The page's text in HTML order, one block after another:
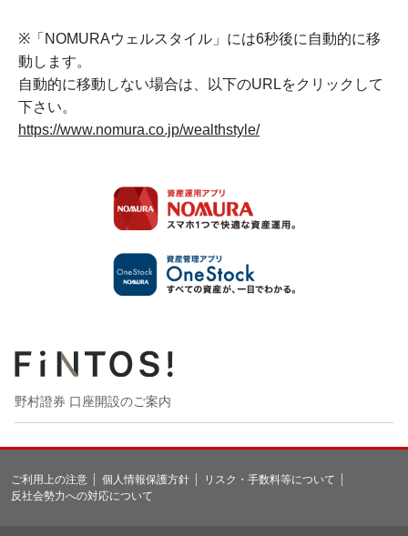
※「NOMURAウェルスタイル」には6秒後に自動的に移
動します。
自動的に移動しない場合は、以下のURLをクリックして
下さい。
https://www.nomura.co.jp/wealthstyle/
野村證券 口座開設のご案内
ご利用上の注意 個人情報保護方針
リスク・手数料等について
反社会勢力への対応について